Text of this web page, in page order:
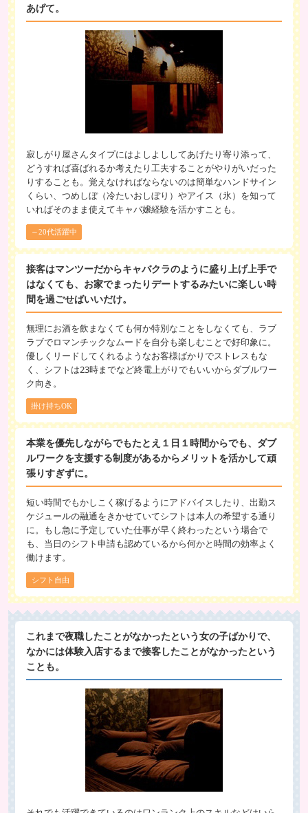
あげて。
寂しがり屋さんタイプにはよしよししてあげたり寄り添って、
どうすれば喜ばれるか考えたり工夫することがやりがいだった
りすることも。覚えなければならないのは簡単なハンドサイン
くらい、つめしぼ（冷たいおしぼり）やアイス（氷）を知って
いればそのまま使えてキャバ嬢経験を活かすことも。
～20代活躍中
接客はマンツーだからキャバクラのように盛り上げ上手で
はなくても、お家でまったりデートするみたいに楽しい時
間を過ごせばいいだけ。
無理にお酒を飲まなくても何か特別なことをしなくても、ラブ
ラブでロマンチックなムードを自分も楽しむことで好印象に。
優しくリードしてくれるようなお客様ばかりでストレスもな
く、シフトは23時までなど終電上がりでもいいからダブルワー
ク向き。
掛け持ちOK
本業を優先しながらでもたとえ１日１時間からでも、ダブ
ルワークを支援する制度があるからメリットを活かして頑
張りすぎずに。
短い時間でもかしこく稼げるようにアドバイスしたり、出勤ス
ケジュールの融通をきかせていてシフトは本人の希望する通り
に。もし急に予定していた仕事が早く終わったという場合で
も、当日のシフト申請も認めているから何かと時間の効率よく
働けます。
シフト自由
これまで夜職したことがなかったという女の子ばかりで、
なかには体験入店するまで接客したことがなかったという
ことも。